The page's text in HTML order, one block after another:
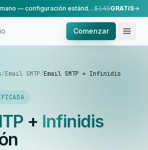
Configuración llave en mano — configuración estándar, realizada por nuestro equipo.$149GRATIS
Comenzar
/Email SMTP/Email SMTP + Infinidis
+ Infinidis